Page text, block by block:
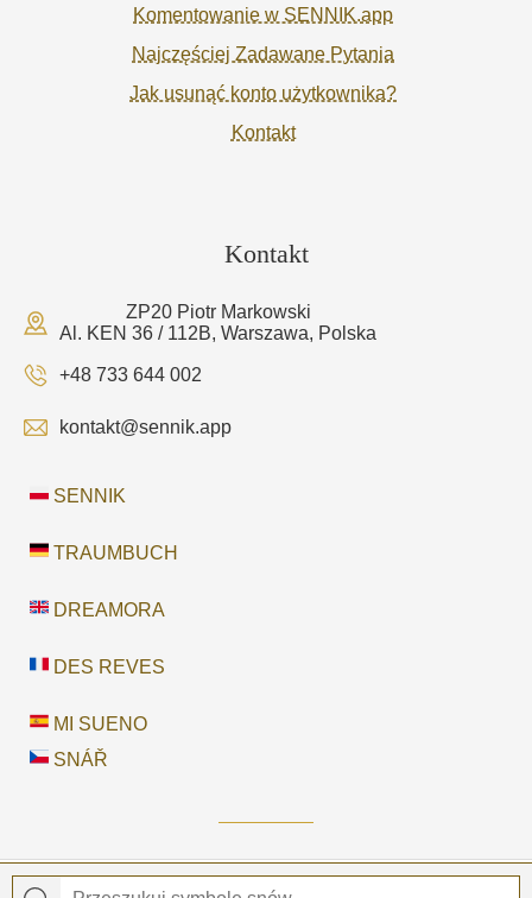
Komentowanie w SENNIK.app
Najczęściej Zadawane Pytania
Jak usunąć konto użytkownika?
Kontakt
Kontakt
ZP20 Piotr Markowski
Al. KEN 36 / 112B, Warszawa, Polska
+48 733 644 002
kontakt@sennik.app
SENNIK
TRAUMBUCH
DREAMORA
DES REVES
MI SUENO
SNÁŘ